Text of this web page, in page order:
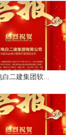
白二建集团软...